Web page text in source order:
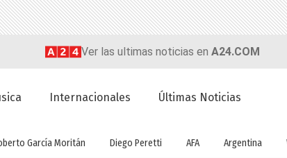
Ver las ultimas noticias en A24.COM
Internacionales Últimas Noticias
García Moritán Diego Peretti AFA Argentina